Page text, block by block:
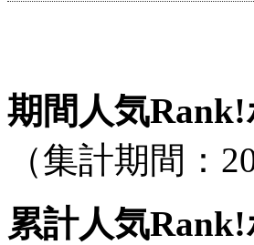
期間人気Rank!
（集計期間：
累計人気